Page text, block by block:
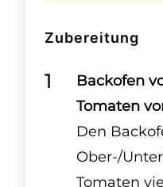
Zubereitung
Backofen
Tomaten
Den
Ober-/
Tomaten